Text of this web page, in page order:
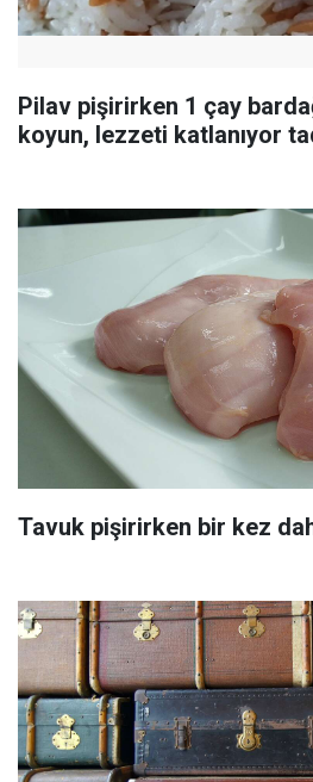
Pilav pişirirken 1 çay
koyun, lezzeti katlanıyor
Tavuk pişirirken bir kez